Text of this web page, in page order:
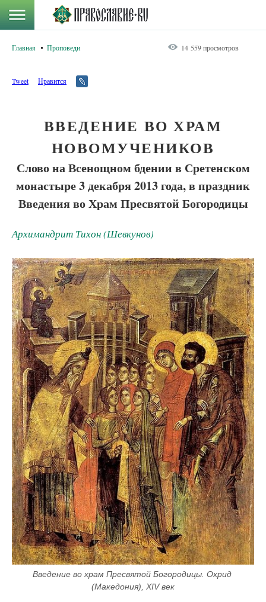
Главная Проповеди 14 559 просмотров
Tweet Нравится
ВВЕДЕНИЕ ВО ХРАМ
НОВОМУЧЕНИКОВ
Слово на Всенощном бдении в Сретенском
монастыре 3 декабря 2013 года, в праздник
Введения во Храм Пресвятой Богородицы
Архимандрит Тихон (Шевкунов)
Введение во храм Пресвятой Богородицы. Охрид
(Македония), XIV век